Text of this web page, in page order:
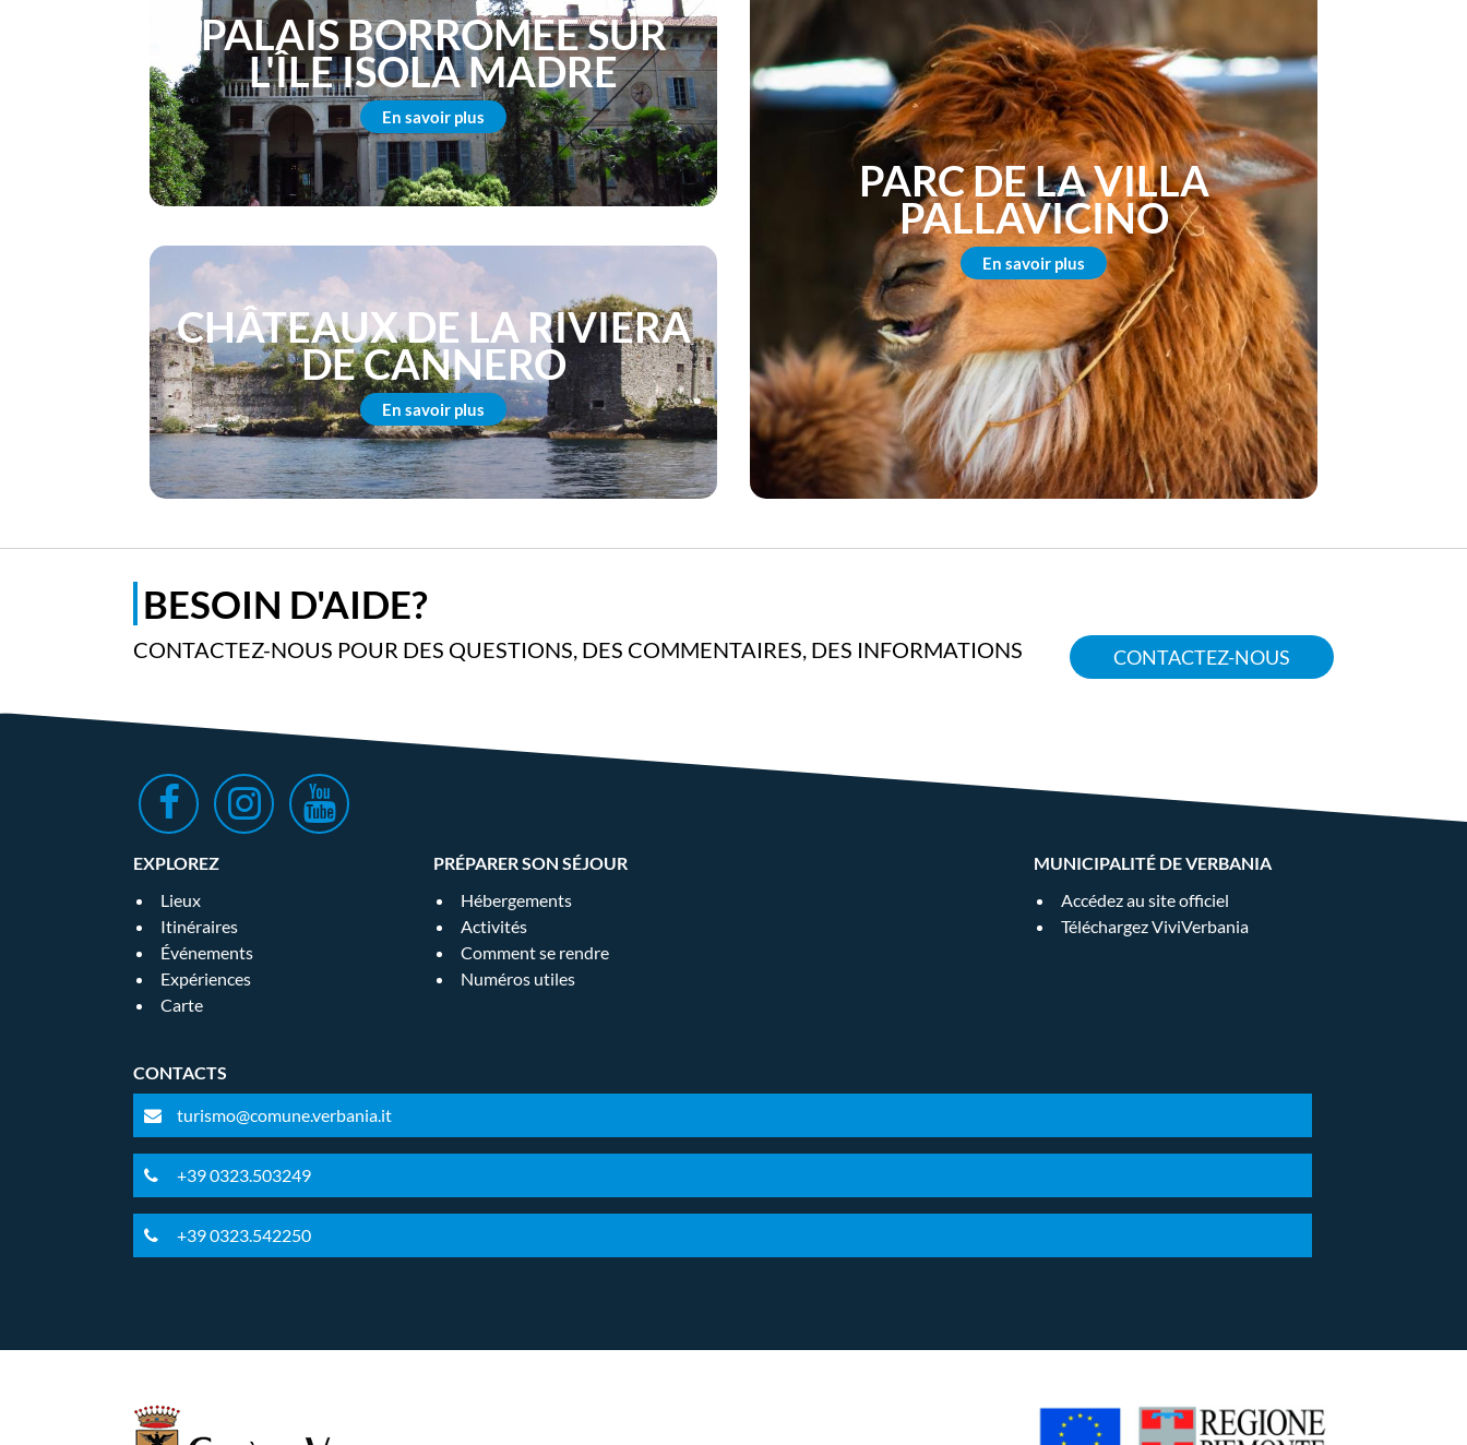
PALAIS BORROMÉE SUR
L'ÎLE ISOLA MADRE
En savoir plus
CHÂTEAUX DE LA RIVIERA
DE CANNERO
En savoir plus
PARC DE LA VILLA
PALLAVICINO
En savoir plus
BESOIN D'AIDE?
CONTACTEZ-NOUS POUR DES QUESTIONS, DES COMMENTAIRES, DES INFORMATIONS CONTACTEZ-NOUS
EXPLOREZ
Lieux
Itinéraires
Événements
Expériences
Carte
PRÉPARER SON SÉJOUR
Hébergements
Activités
Comment se rendre
Numéros utiles
MUNICIPALITÉ DE VERBANIA
Accédez au site officiel
Téléchargez ViviVerbania
CONTACTS
turismo@comune.verbania.it
+39 0323.503249
+39 0323.542250